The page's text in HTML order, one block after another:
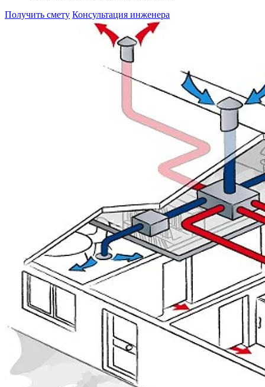
Получить смету Консультация инженера